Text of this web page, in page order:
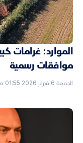
الموارد: غرامات
موافقات رسمية
الجمعة 6 فبراير 2026 01:55 م